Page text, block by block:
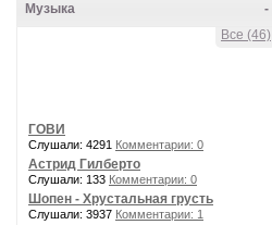
-
Музыка
Все (46)
ГОВИ
Слушали: 4291 Комментарии: 0
Астрид Гилберто
Слушали: 133 Комментарии: 0
Шопен - Хрустальная грусть
Слушали: 3937 Комментарии: 1